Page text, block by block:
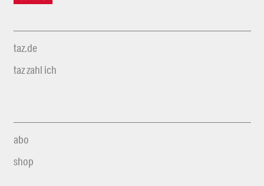
taz.de
taz zahl ich
abo
shop